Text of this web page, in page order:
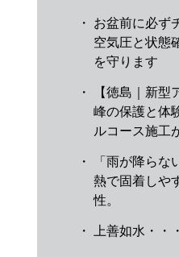
・
お盆前に必ず
空気圧と状態
を守ります
・
【徳島｜新型
峰の保護と体
ルコース施工
・
「雨が降らな
熱で固着しや
性。
・ 上善如水・・